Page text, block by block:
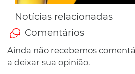
Notícias relacionadas
Comentários
Ainda não recebemos
a deixar sua opinião.